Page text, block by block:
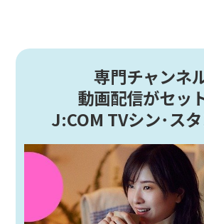
専門チャンネ
動画配信がセッ
J:COM TVシン･ス